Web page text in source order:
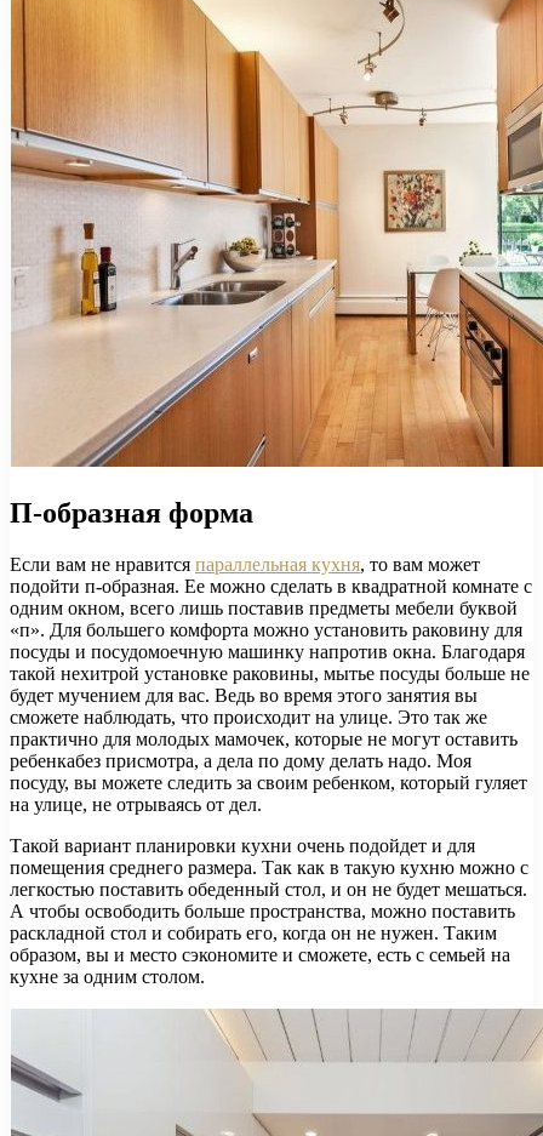
П-образная форма
Если вам не нравится параллельная кухня, то вам может
подойти п-образная. Ее можно сделать в квадратной комнате с
одним окном, всего лишь поставив предметы мебели буквой
«п». Для большего комфорта можно установить раковину для
посуды и посудомоечную машинку напротив окна. Благодаря
такой нехитрой установке раковины, мытье посуды больше не
будет мучением для вас. Ведь во время этого занятия вы
сможете наблюдать, что происходит на улице. Это так же
практично для молодых мамочек, которые не могут оставить
ребенкабез присмотра, а дела по дому делать надо. Моя
посуду, вы можете следить за своим ребенком, который гуляет
на улице, не отрываясь от дел.
Такой вариант планировки кухни очень подойдет и для
помещения среднего размера. Так как в такую кухню можно с
легкостью поставить обеденный стол, и он не будет мешаться.
А чтобы освободить больше пространства, можно поставить
раскладной стол и собирать его, когда он не нужен. Таким
образом, вы и место сэкономите и сможете, есть с семьей на
кухне за одним столом.